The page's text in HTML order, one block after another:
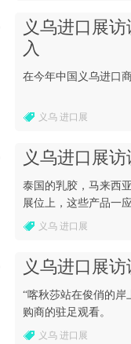
义乌进口展
入
在今年中国义乌进口
义乌 进口展
义乌进口展
泰国的乳胶，马来西
展位上，这些产品一应
义乌 进口展
义乌进口展
“喀秋莎站在俊俏的
购商的驻足观看。
义乌 进口展